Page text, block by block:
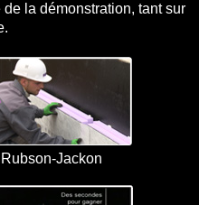
la démonstration, tant sur
Rubson-Jackon